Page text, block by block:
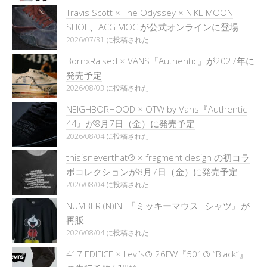
Travis Scott × The Odyssey × NIKE MOON
SHOE、ACG MOC が公式オンラインに登場
2026/07/31 に投稿された
BornxRaised × VANS『Authentic』が2027年に
発売予定
2026/08/03 に投稿された
NEIGHBORHOOD × OTW by Vans『Authentic
44』が8月7日（金）に発売予定
2026/08/04 に投稿された
thisisneverthat® × fragment design の初コラ
ボコレクションが8月7日（金）に発売予定
2026/08/04 に投稿された
NUMBER (N)INE『ミッキーマウス Tシャツ』が
再販
2026/08/04 に投稿された
417 EDIFICE × Levi’s® 26FW『501®︎ “Black”』